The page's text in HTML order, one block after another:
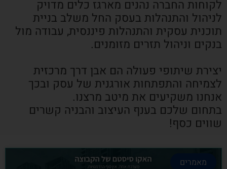
לקוחות החברה נהנים מארגז כלים מדויק
לניהול והתנהלות בעסק החל משלב בניית
תוכנית עסקית והתנהלות פיננסית, עבודה מול
בנקים וניהול תזרים מזומנים.
יצירת שיתופי פעולה הם אבן דרך מרכזית
לצמיחה והתפתחות אורגנית של עסק ובכך
אנחנו משקיעים את מיטב מרצנו.
בתחום שלכם בענף העיצוב והבניה קשרים
שווים כסף!
מאמרים